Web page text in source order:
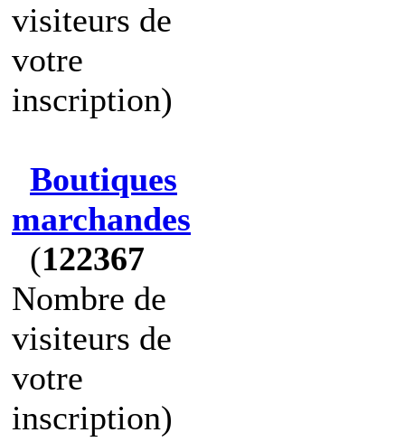
visiteurs de
votre
inscription)
Boutiques
marchandes
(122367
Nombre de
visiteurs de
votre
inscription)